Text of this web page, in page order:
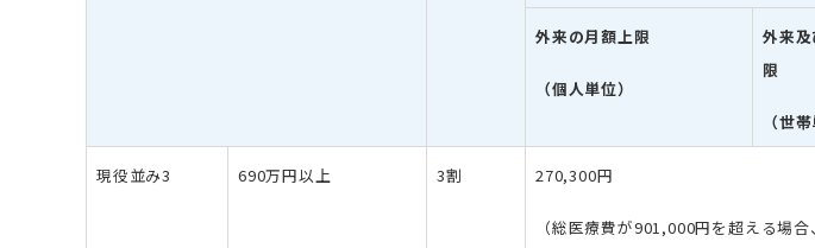
外来の月額上限
（個人単位）
外来
限
（世
現役並み3 690万円以上 3割 270,300円
（総医療費が901,000円を超える場